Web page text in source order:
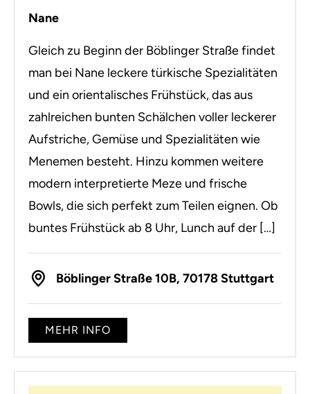
Nane
Gleich zu Beginn der Böblinger Straße findet
man bei Nane leckere türkische Spezialitäten
und ein orientalisches Frühstück, das aus
zahlreichen bunten Schälchen voller leckerer
Aufstriche, Gemüse und Spezialitäten wie
Menemen besteht. Hinzu kommen weitere
modern interpretierte Meze und frische
Bowls, die sich perfekt zum Teilen eignen. Ob
buntes Frühstück ab 8 Uhr, Lunch auf der […]
Böblinger Straße 10B, 70178 Stuttgart
MEHR INFO